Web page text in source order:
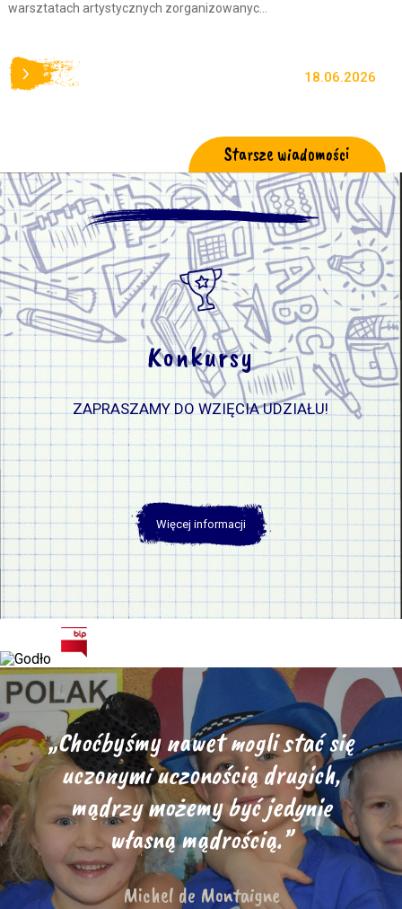
18.06.2026
warsztatach artystycznych zorganizowanyc...
Starsze wiadomości
Konkursy
ZAPRASZAMY DO WZIĘCIA UDZIAŁU!
Więcej informacji
„Choćbyśmy nawet mogli stać się
uczonymi uczonością drugich,
mądrzy możemy być jedynie
własną mądrością.”
Michel de Montaigne